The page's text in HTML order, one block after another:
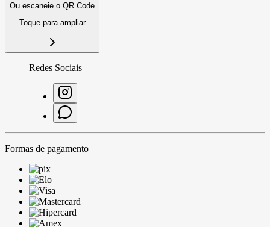
Ou escaneie o QR Code
Toque para ampliar
Redes Sociais
Formas de pagamento